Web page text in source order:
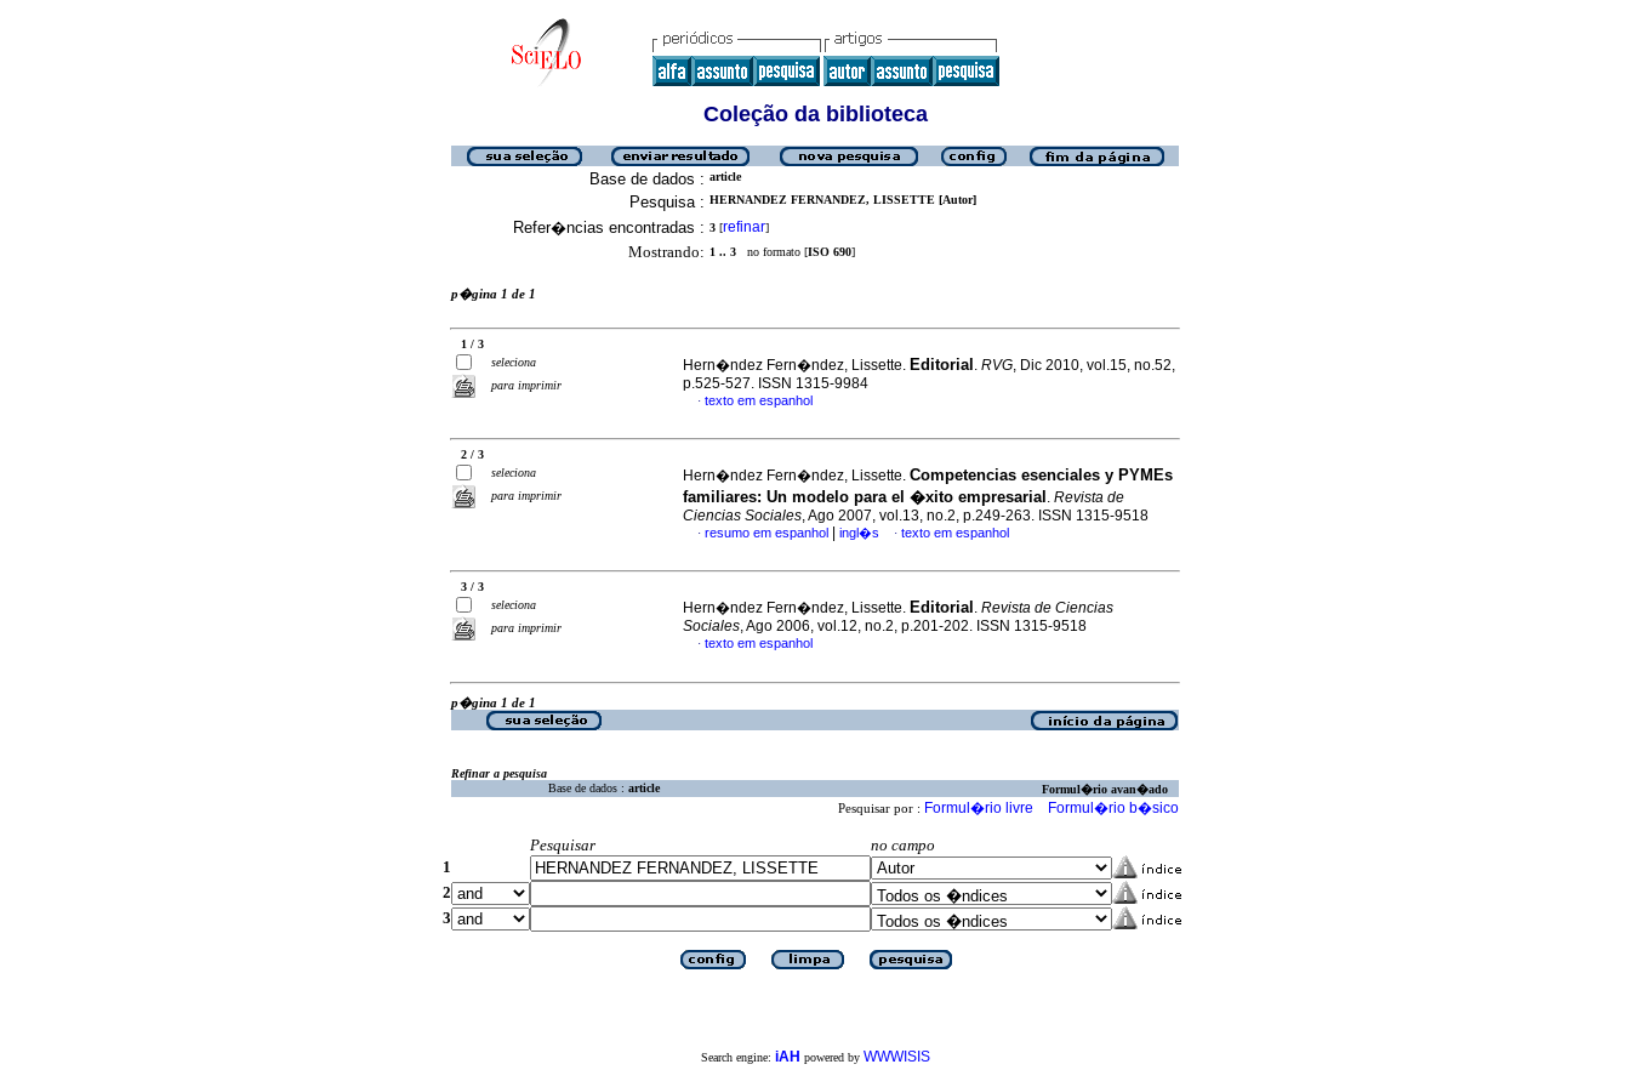
Coleção da biblioteca
Base de dados : article
Pesquisa : HERNANDEZ FERNANDEZ, LISSETTE [Autor]
Refer�ncias encontradas : 3 [refinar]
Mostrando: 1 .. 3 no formato [ISO 690]
p�gina 1 de 1
1 / 3
seleciona
para imprimir
Hern�ndez Fern�ndez, Lissette. Editorial . RVG, Dic 2010, vol.15, no.52,
p.525-527. ISSN 1315-9984
· texto em espanhol
2 / 3
seleciona
para imprimir
Hern�ndez Fern�ndez, Lissette. Competencias esenciales y PYMEs
familiares: Un modelo para el �xito empresarial . Revista de
Ciencias Sociales, Ago 2007, vol.13, no.2, p.249-263. ISSN 1315-9518
· resumo em espanhol ingl�s · texto em espanhol
3 / 3
seleciona
para imprimir
Hern�ndez Fern�ndez, Lissette. Editorial . Revista de Ciencias
Sociales, Ago 2006, vol.12, no.2, p.201-202. ISSN 1315-9518
· texto em espanhol
p�gina 1 de 1
Refinar a pesquisa
Base de dados : article Formul�rio avan�ado
Pesquisar por : Formul�rio livre Formul�rio b�sico
Pesquisar
no campo
1
2
3
Search engine: iAH powered by WWWISIS